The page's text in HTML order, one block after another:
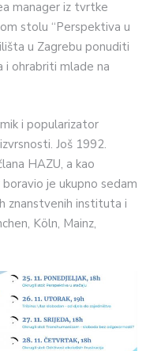
manager iz tvrtke
stolu “Perspektiva u
u Zagrebu ponuditi
i ohrabriti mlade na
i popularizator
Još 1992.
HAZU, a kao
je ukupno sedam
znanstvenih instituta i
Köln, Mainz,